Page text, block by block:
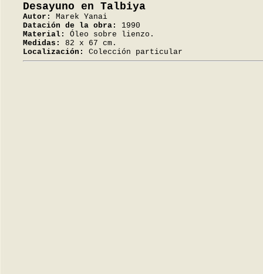
Desayuno en Talbiya
Autor:
Marek Yanai
Datación de la obra:
1990
Material:
Óleo sobre lienzo.
Medidas:
82 x 67 cm.
Localización:
Colección particular